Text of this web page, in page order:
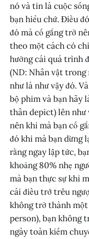
nó và tin là cuộc
bạn hiểu chứ. Điều
đó mà cố gắng trở
theo một cách có
hưởng cái quá trình
(ND: Nhân vật trong
như là như vậy đó.
bộ phim và bạn hãy
thân depict) lên như
nên khi mà bạn cố
đó khi mà bạn dừng
rằng ngay lập tức,
khoảng 80% nhẹ
mà bạn thực sự khi
cái điều trớ trêu
không trở thành
person), bạn không
ngày toàn kiếm